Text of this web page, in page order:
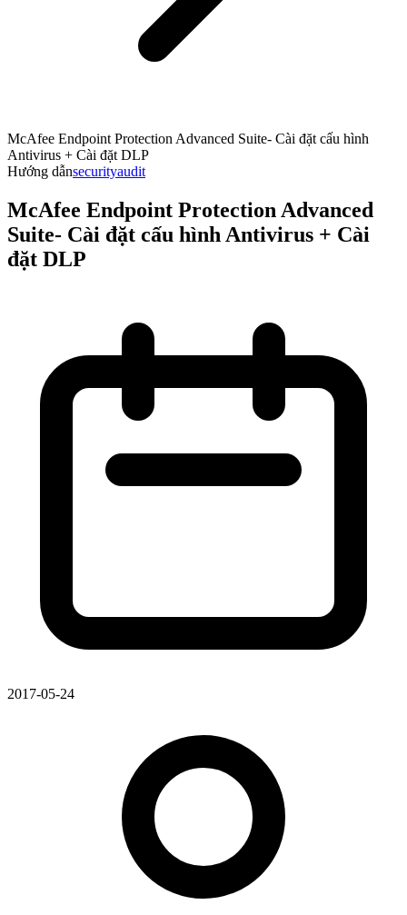
McAfee Endpoint Protection Advanced Suite- Cài đặt cấu hình
Antivirus + Cài đặt DLP
Hướng dẫnsecurityaudit
McAfee Endpoint Protection Advanced
Suite- Cài đặt cấu hình Antivirus + Cài
đặt DLP
2017-05-24